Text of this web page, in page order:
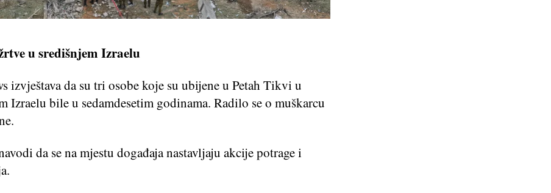
u središnjem Izraelu
izvještava da su tri osobe koje su ubijene u Petah Tikvi u
Izraelu bile u sedamdesetim godinama. Radilo se o muškarcu
da se na mjestu događaja nastavljaju akcije potrage i